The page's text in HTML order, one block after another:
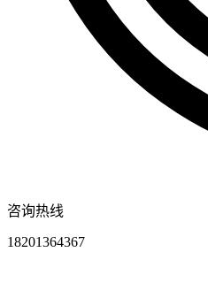
咨询热线
18201364367